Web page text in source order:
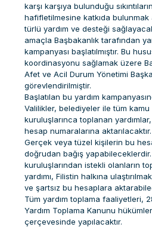
karşı karşıya bulunduğu sıkıntıların
hafifletilmesine katkıda bulunmak
türlü yardım ve desteği
amaçla Başbakanlık tarafından
kampanyası başlatılmıştır. Bu
koordinasyonu sağlamak üzere
Afet ve Acil Durum Yönetimi
görevlendirilmiştir.
Başlatılan bu yardım
Valilikler, belediyeler ile tüm kamu
kuruluşlarınca toplanan
hesap numaralarına aktarılacaktır.
Gerçek veya tüzel kişilerin bu
doğrudan bağış
kuruluşlarından istekli olanların
yardımı, Filistin halkına
ve şartsız bu hesaplara
Tüm yardım toplama faaliyetleri,
Yardım Toplama Kanunu
çerçevesinde yapılacaktır.